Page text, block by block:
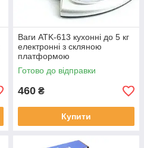
Ваги ATK-613 кухонні до 5 кг
електронні з скляною
платформою
Готово до відправки
460 ₴
Купити